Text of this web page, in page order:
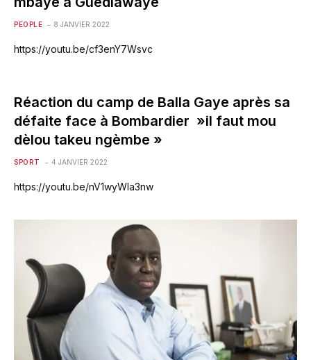
PEOPLE 8 JANVIER 2022
https://youtu.be/cf3enY7Wsvc
Réaction du camp de Balla Gaye après sa
défaite face à Bombardier »il faut mou
dèlou takeu ngèmbe »
SPORT 4 JANVIER 2022
https://youtu.be/nV1wyWla3nw